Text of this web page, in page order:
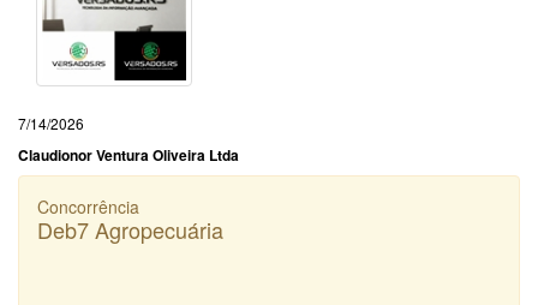
7/14/2026
Claudionor Ventura Oliveira Ltda
Concorrência
Deb7 Agropecuária